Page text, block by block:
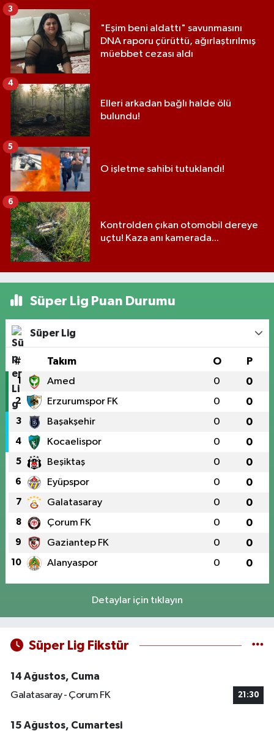
"Eşim beni aldattı" savunmasını
DNA raporu çürüttü, ağırlaştırılmış
müebbet cezası aldı
3
Elleri arkadan bağlı halde ölü
bulundu!
4
O işletme sahibi tutuklandı!
5
Kontrolden çıkan otomobil dereye
uçtu! Kaza anı kamerada...
6
Süper Lig Puan Durumu
Süper Lig
# Takım O P
1 Amed 0 0
2 Erzurumspor FK 0 0
3 Başakşehir 0 0
4 Kocaelispor 0 0
5 Beşiktaş 0 0
6 Eyüpspor 0 0
7 Galatasaray 0 0
8 Çorum FK 0 0
9 Gaziantep FK 0 0
10 Alanyaspor 0 0
Detaylar için tıklayın
Süper Lig Fikstür
14 Ağustos, Cuma
Galatasaray - Çorum FK
21:30
15 Ağustos, Cumartesi